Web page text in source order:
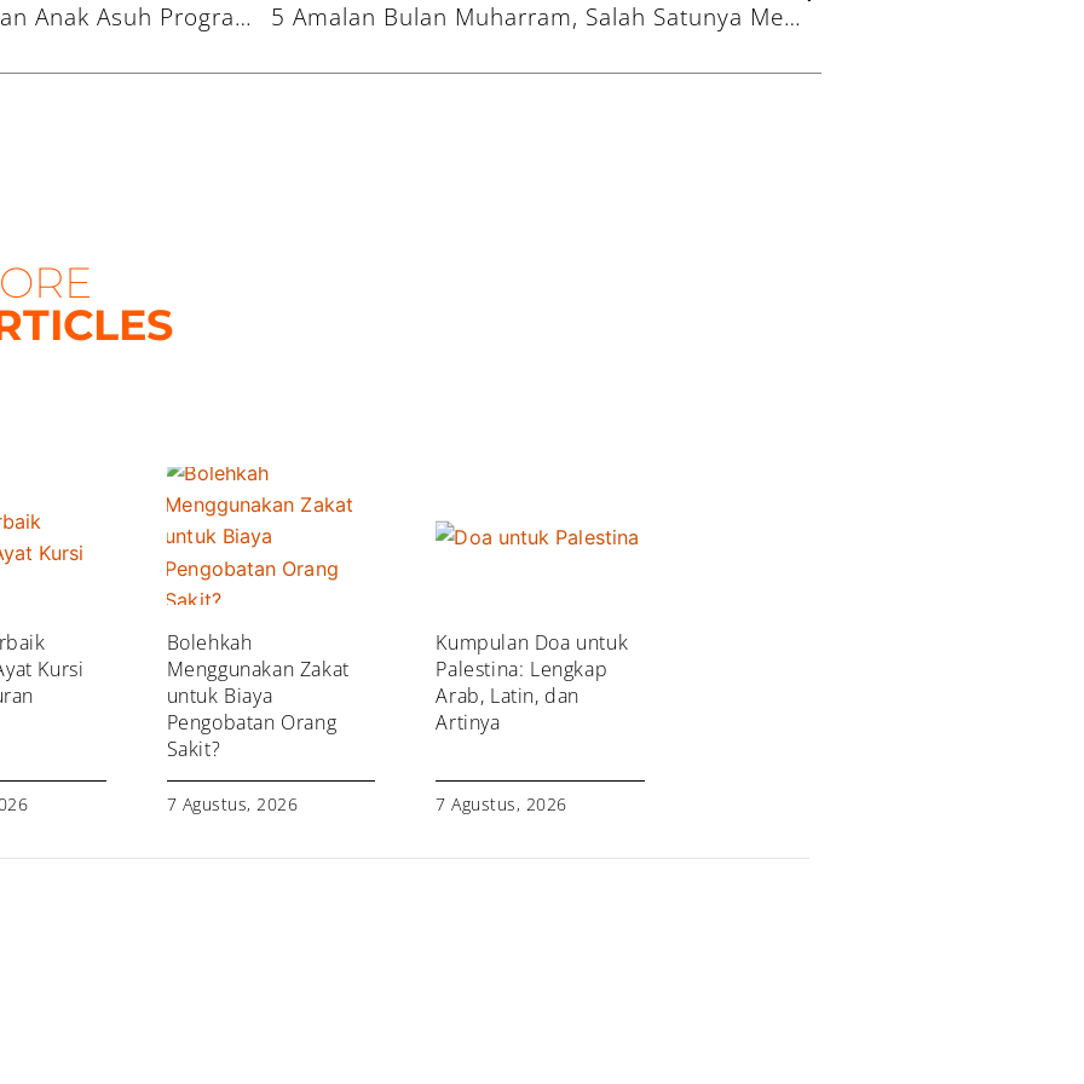
Santunan dan Pembinaan Anak Asuh Program Anbiya: Dampingi Anak Yatim Gapai Cita-Cita 5 Amalan Bulan Muharram, Salah Satunya Mengasihi Anak Yatim
Kursi
Bolehkah
Menggunakan Zakat
untuk Biaya
Pengobatan Orang
Sakit?
7 Agustus, 2026
Kumpulan Doa untuk
Palestina: Lengkap
Arab, Latin, dan
Artinya
7 Agustus, 2026